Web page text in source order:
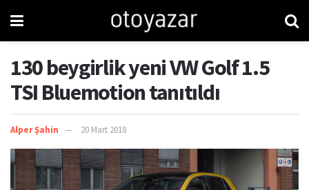
130 beygirlik yeni VW Golf 1.5
TSI Bluemotion tanıtıldı
Alper Şahin 20 Mart 2018